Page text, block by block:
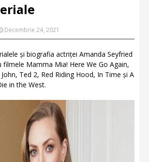
Decembrie 24, 2021
și biografia actriței Amanda Seyfried
Mamma Mia! Here We Go Again,
Ted 2, Red Riding Hood, In Time și A
in the West.